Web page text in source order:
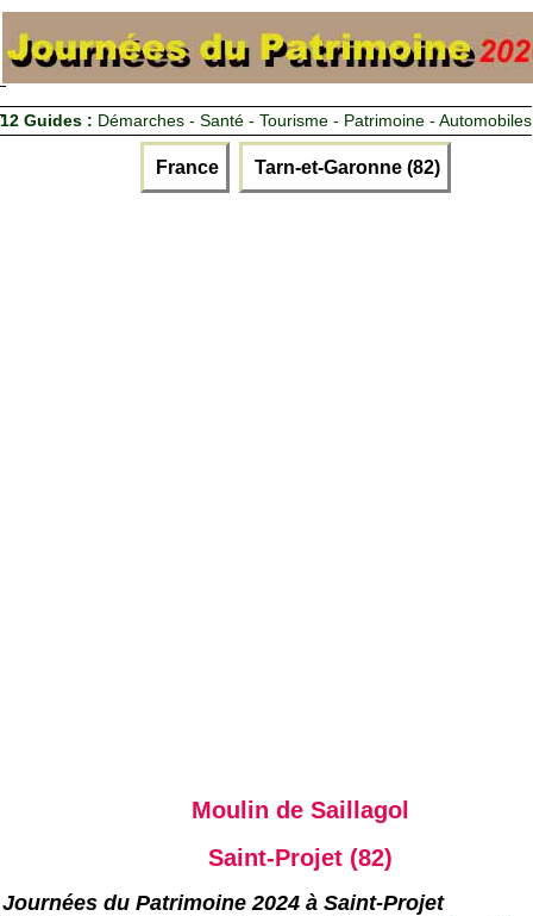
12 Guides : Démarches - Santé - Tourisme - Patrimoine - Automobiles
France Tarn-et-Garonne (82)
Moulin de Saillagol
Saint-Projet (82)
Journées du Patrimoine 2024 à Saint-Projet